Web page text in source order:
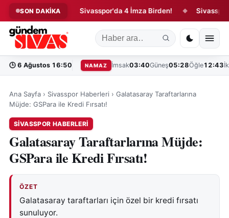
SON DAKİKA
Başladı! ◆ Sivasspor'da 4 İmza Birden! ◆ Sivasspor'dan
🕒 6 Ağustos 16:50 NAMAZ İmsak03:40Güneş05:28Öğle12:43
Ana Sayfa › Sivasspor Haberleri › Galatasaray Taraftarlarına
Müjde: GSPara ile Kredi Fırsatı!
SIVASSPOR HABERLERI
Galatasaray Taraftarlarına Müjde:
GSPara ile Kredi Fırsatı!
ÖZET
Galatasaray taraftarları için özel bir kredi fırsatı
sunuluyor.